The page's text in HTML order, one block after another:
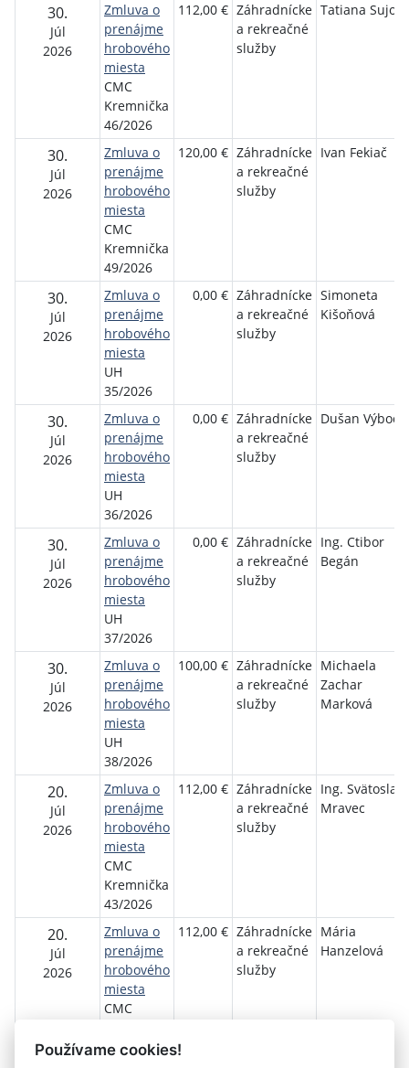
30.
Júl
2026
Zmluva o
prenájme
hrobového
miesta
CMC
Kremnička
46/2026
112,00 € Záhradnícke
a rekreačné
služby
Tatiana Sujová
30.
Júl
2026
Zmluva o
prenájme
hrobového
miesta
CMC
Kremnička
49/2026
120,00 € Záhradnícke
a rekreačné
služby
Ivan Fekiač
30.
Júl
2026
Zmluva o
prenájme
hrobového
miesta
UH
35/2026
0,00 € Záhradnícke
a rekreačné
služby
Simoneta
Kišoňová
30.
Júl
2026
Zmluva o
prenájme
hrobového
miesta
UH
36/2026
0,00 € Záhradnícke
a rekreačné
služby
Dušan Výboch
30.
Júl
2026
Zmluva o
prenájme
hrobového
miesta
UH
37/2026
0,00 € Záhradnícke
a rekreačné
služby
Ing. Ctibor
Begán
30.
Júl
2026
Zmluva o
prenájme
hrobového
miesta
UH
38/2026
100,00 € Záhradnícke
a rekreačné
služby
Michaela
Zachar
Marková
20.
Júl
2026
Zmluva o
prenájme
hrobového
miesta
CMC
Kremnička
43/2026
112,00 € Záhradnícke
a rekreačné
služby
Ing. Svätoslav
Mravec
20.
Júl
2026
Zmluva o
prenájme
hrobového
miesta
CMC
44/2026
112,00 € Záhradnícke
a rekreačné
služby
Mária
Hanzelová
Používame cookies!